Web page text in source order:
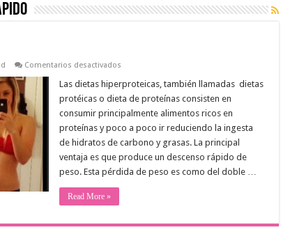
Comentarios desactivados
Hiperproteicas
Las dietas hiperproteicas, también llamadas dietas
protéicas o dieta de proteínas consisten en
consumir principalmente alimentos ricos en
proteínas y poco a poco ir reduciendo la ingesta
de hidratos de carbono y grasas. La principal
ventaja es que produce un descenso rápido de
peso. Esta pérdida de peso es como del doble …
Read More »